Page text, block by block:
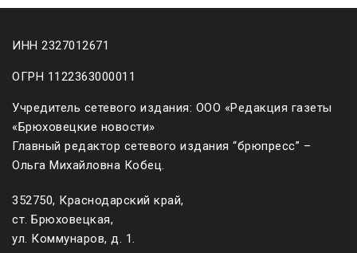
ИНН 2327012671
ОГРН 1122363000011
Учредитель сетевого издания: ООО «Редакция газеты
«Брюховецкие новости»
Главный редактор сетевого издания “брюпресс” –
Ольга Михайловна Кобец.
352750, Краснодарский край,
ст. Брюховецкая,
ул. Коммунаров, д. 1.